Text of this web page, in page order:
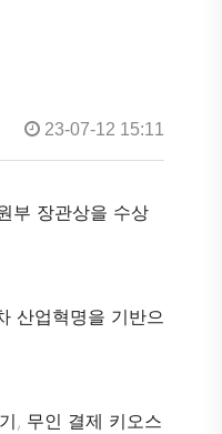
23-07-12 15:11
부 장관상을 수상
산업혁명을 기반으
, 무인 결제 키오스